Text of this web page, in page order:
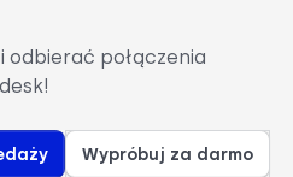
odbierać połączenia
Wypróbuj za darmo